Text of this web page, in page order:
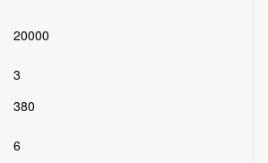
20000
3
380
6